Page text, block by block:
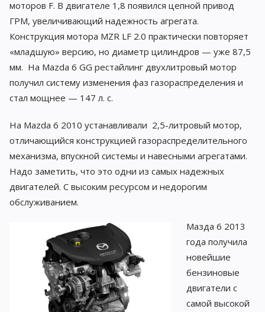
моторов F. В двигателе 1,8 появился цепной привод
ГРМ, увеличивающий надежность агрегата.
Конструкция мотора MZR LF 2.0 практически повторяет
«младшую» версию, но диаметр цилиндров — уже 87,5
мм. На Mazda 6 GG рестайлинг двухлитровый мотор
получил систему изменения фаз газораспределения и
стал мощнее — 147 л. с.
На Mazda 6 2010 устанавливали 2,5-литровый мотор,
отличающийся конструкцией газораспределительного
механизма, впускной системы и навесными агрегатами.
Надо заметить, что это одни из самых надежных
двигателей. С высоким ресурсом и недорогим
обслуживанием.
Мазда 6 2013
года получила
новейшие
бензиновые
двигатели с
самой высокой